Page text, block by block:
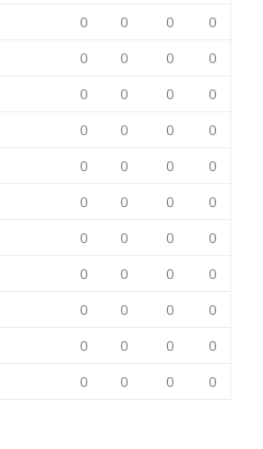
0 0 0
0
0 0 0
0
0 0 0
0
0 0 0
0
0 0 0
0
0 0 0
0
0 0 0
0
0 0 0
0
0 0 0
0
0 0 0
0
0 0 0 0